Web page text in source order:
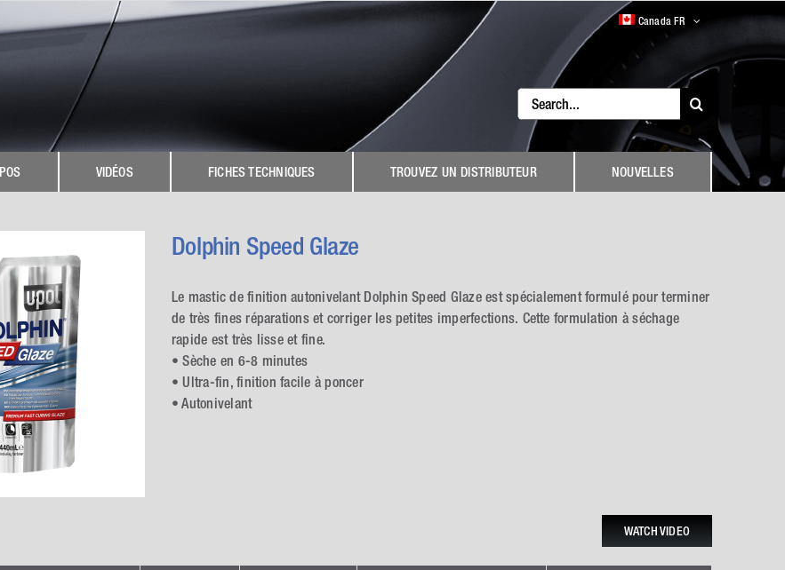
Canada FR
Search
for:
VIDÉOS FICHES TECHNIQUES TROUVEZ UN DISTRIBUTEUR NOUVELLES
Dolphin Speed Glaze
Le mastic de finition autonivelant Dolphin Speed Glaze est spécialement formulé pour terminer
de très fines réparations et corriger les petites imperfections. Cette formulation à séchage
rapide est très lisse et fine.
• Sèche en 6-8 minutes
• Ultra-fin, finition facile à poncer
• Autonivelant
WATCH VIDEO